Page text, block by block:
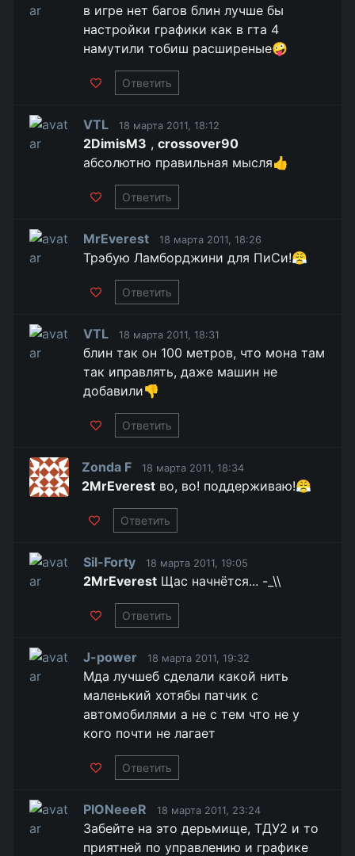
в игре нет багов блин лучше бы
настройки графики как в гта 4
намутили тобиш расширеные🤪
Ответить
VTL 18 марта 2011, 18:12
2DimisM3 ,crossover90
абсолютно правильная мысля👍
Ответить
MrEverest 18 марта 2011, 18:26
Трэбую Ламборджини для ПиСи!😤
Ответить
VTL 18 марта 2011, 18:31
блин так он 100 метров, что мона там
так иправлять, даже машин не
добавили👎
Ответить
Zonda F 18 марта 2011, 18:34
2MrEverest во, во! поддерживаю!😤
Ответить
Sil-Forty 18 марта 2011, 19:05
2MrEverest Щас начнётся... -_\\
Ответить
J-power 18 марта 2011, 19:32
Мда лучшеб сделали какой нить
маленький хотябы патчик с
автомобилями а не с тем что не у
кого почти не лагает
Ответить
PIONeeeR 18 марта 2011, 23:24
Забейте на это дерьмище, ТДУ2 и то
приятней по управлению и графике